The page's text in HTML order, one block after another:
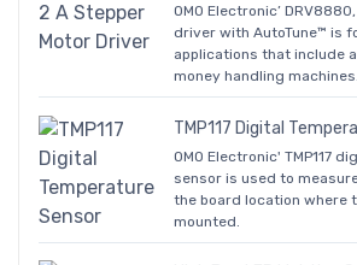
OMO Electronic’
driver with AutoTune™ is
applications that include
money handling machines.
TMP117 Digital
OMO Electronic' TMP117
sensor is used to
the board location where
mounted.